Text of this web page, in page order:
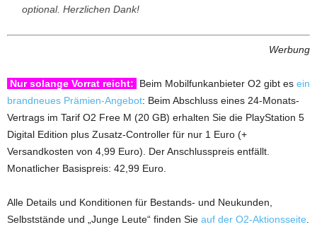
optional. Herzlichen Dank!
Werbung
Nur solange Vorrat reicht: Beim Mobilfunkanbieter O2 gibt es ein
brandneues Prämien-Angebot: Beim Abschluss eines 24-Monats-
Vertrags im Tarif O2 Free M (20 GB) erhalten Sie die PlayStation 5
Digital Edition plus Zusatz-Controller für nur 1 Euro (+
Versandkosten von 4,99 Euro). Der Anschlusspreis entfällt.
Monatlicher Basispreis: 42,99 Euro.
Alle Details und Konditionen für Bestands- und Neukunden,
Selbststände und „Junge Leute“ finden Sie auf der O2-Aktionsseite